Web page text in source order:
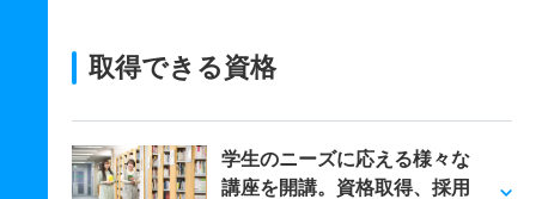
取得できる資格
学生のニーズに応える様々な
講座を開講。資格取得、採用